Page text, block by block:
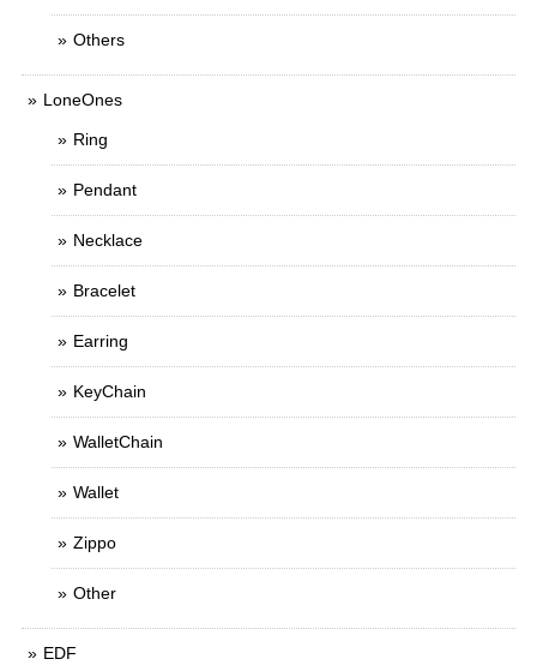
Others
LoneOnes
Ring
Pendant
Necklace
Bracelet
Earring
KeyChain
WalletChain
Wallet
Zippo
Other
EDF